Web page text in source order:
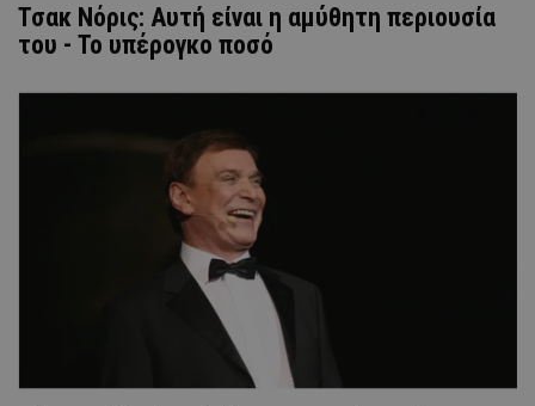
Τσακ Νόρις: Αυτή είναι η αμύθητη περιουσία
του - To υπέρογκο ποσό